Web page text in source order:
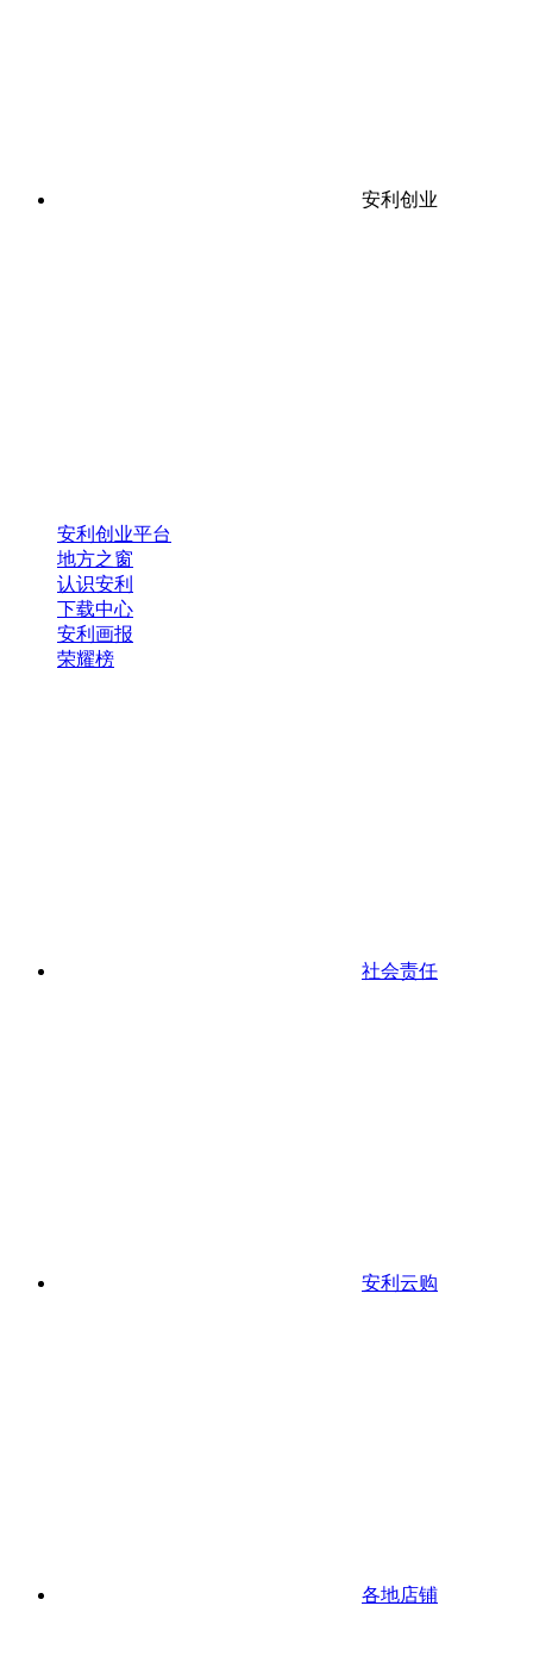
安利创业
安利创业平台
地方之窗
认识安利
下载中心
安利画报
荣耀榜
社会责任
安利云购
各地店铺